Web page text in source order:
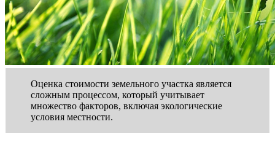
Оценка стоимости земельного участка является
сложным процессом, который учитывает
множество факторов, включая экологические
условия местности.